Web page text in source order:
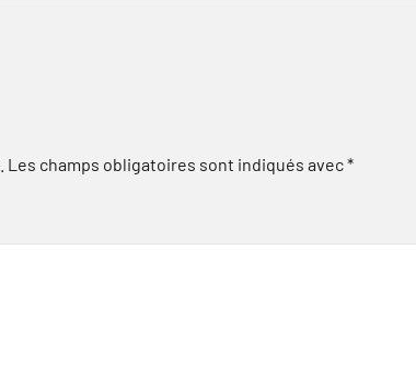
Les champs obligatoires sont indiqués avec*